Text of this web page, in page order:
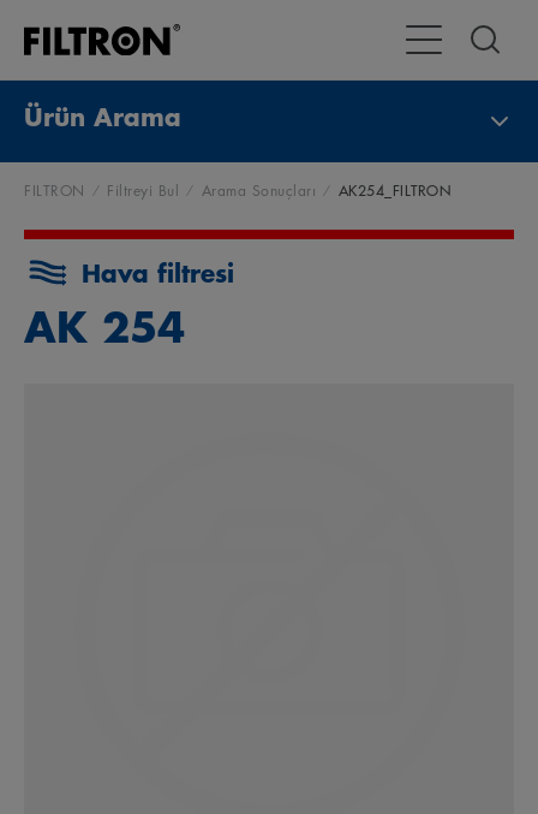
Toggle
Ürün Arama
FILTRON Filtreyi Bul Arama Sonuçları AK254_FILTRON
Hava filtresi
AK 254